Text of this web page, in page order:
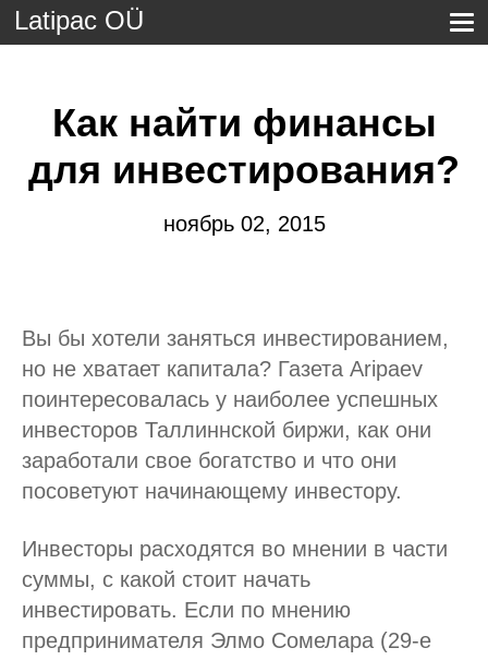
Latipac OÜ
Как найти финансы
для инвестирования?
ноябрь 02, 2015
Вы бы хотели заняться инвестированием,
но не хватает капитала? Газета Aripaev
поинтересовалась у наиболее успешных
инвесторов Таллиннской биржи, как они
заработали свое богатство и что они
посоветуют начинающему инвестору.
Инвесторы расходятся во мнении в части
суммы, с какой стоит начать
инвестировать. Если по мнению
предпринимателя Элмо Сомелара (29-е